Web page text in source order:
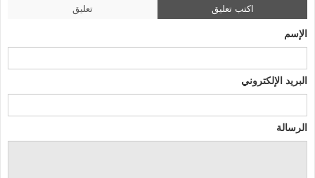
اكتب تعليق تعليق
الإسم
البريد الإلكتروني
الرسالة